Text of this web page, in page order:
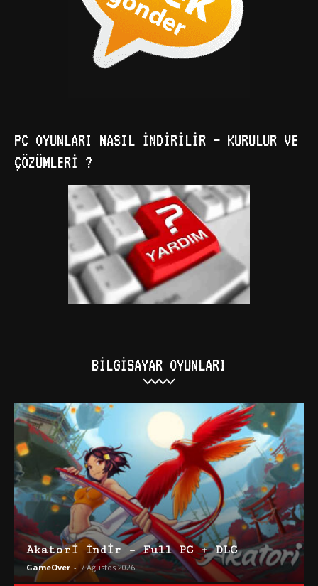
PC OYUNLARI NASIL İNDIRILIR – KURULUR VE
ÇÖZÜMLERI ?
BILGISAYAR OYUNLARI
Akatori İndir – Full PC + DLC
GameOver - 7 Ağustos 2026